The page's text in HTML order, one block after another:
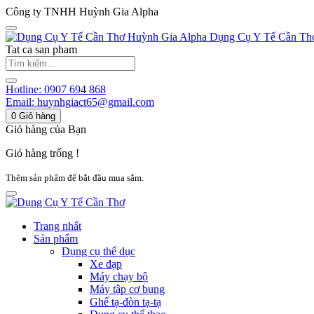
Công ty TNHH Huỳnh Gia Alpha
Huỳnh Gia Alpha Dụng Cụ Y Tế Cần
Tat ca san pham
Hotline: 0907 694 868
Email: huynhgiact65@gmail.com
0 Giỏ hàng
Giỏ hàng của Bạn
Giỏ hàng trống !
Thêm sản phẩm để bắt đầu mua sắm.
Trang nhất
Sản phẩm
Dụng cụ thể dục
Xe đạp
Máy chạy bộ
Máy tập cơ bụng
Ghế tạ-đòn tạ-tạ